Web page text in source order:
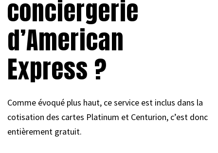
conciergerie
d’American
Express ?
Comme évoqué plus haut, ce service est inclus dans la
cotisation des cartes Platinum et Centurion, c’est donc
entièrement gratuit.